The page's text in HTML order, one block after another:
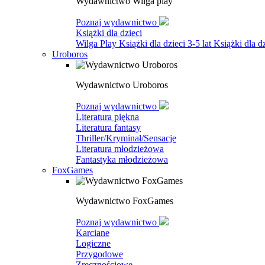
Poznaj wydawnictwo
Książki dla dzieci
Wilga Play Książki dla dzieci 3-5 lat Książki dla
Uroboros
Wydawnictwo Uroboros
Poznaj wydawnictwo
Literatura piękna
Literatura fantasy
Thriller/Kryminał/Sensacje
Literatura młodzieżowa
Fantastyka młodzieżowa
FoxGames
Wydawnictwo FoxGames
Poznaj wydawnictwo
Karciane
Logiczne
Przygodowe